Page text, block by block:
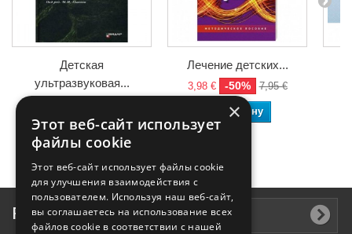
Детская
ультразвуковая...
В корзину
Лечение детских...
3,98 € -50% 7,95 €
В корзину
Рассылка
×
Этот веб-сайт использует
файлы cookie
Этот веб-сайт использует файлы cookie
для улучшения взаимодействия с
пользователем. Используя наш веб-сайт,
вы соглашаетесь на использование всех
файлов cookie в соответствии с нашей